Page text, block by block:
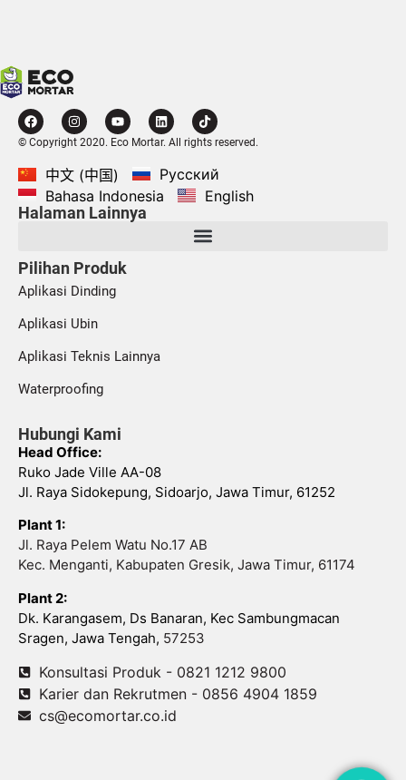
© Copyright 2020. Eco Mortar. All rights reserved.
中文 (中国)
Русский
Bahasa Indonesia
English
Halaman Lainnya
Pilihan Produk
Aplikasi Dinding
Aplikasi Ubin
Aplikasi Teknis Lainnya
Waterproofing
Hubungi Kami
Head Office:
Ruko Jade Ville AA-08
Jl. Raya Sidokepung, Sidoarjo, Jawa Timur, 61252
Plant 1:
Jl. Raya Pelem Watu No.17 AB
Kec. Menganti, Kabupaten Gresik, Jawa Timur, 61174
Plant 2:
Dk. Karangasem, Ds Banaran, Kec Sambungmacan
Sragen, Jawa Tengah, 57253
Konsultasi Produk - 0821 1212 9800
Karier dan Rekrutmen - 0856 4904 1859
cs@ecomortar.co.id